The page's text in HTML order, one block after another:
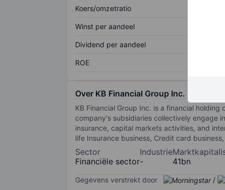
Koers/omzetratio
Winst per aandeel
Dividend per aandeel
ROE
Over KB Financial Group Inc. - ADR
KB Financial Group Inc. is a financial
company's subsidiaries collectively engage
insurance, capital markets activities, and
life Insurance business, Credit card
Sector
Financiële sector
Industrie
-
41bn
Gegevens verstrekt door /